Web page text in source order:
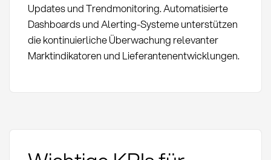
Updates und Trendmonitoring. Automatisierte
Dashboards und Alerting-Systeme unterstützen
die kontinuierliche Überwachung relevanter
Marktindikatoren und Lieferantenentwicklungen.